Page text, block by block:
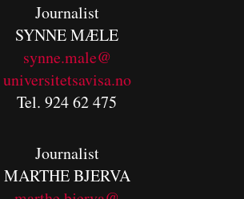
Journalist
SYNNE MÆLE
synne.male@
universitetsavisa.no
Tel. 924 62 475
Journalist
MARTHE BJERVA